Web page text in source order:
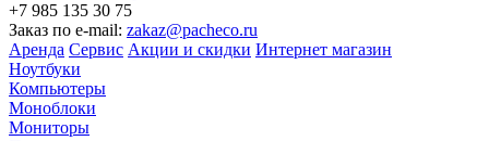
+7 985 135 30 75
Заказ по e-mail: zakaz@pacheco.ru
Аренда Сервис Акции и скидки Интернет магазин
Ноутбуки
Компьютеры
Моноблоки
Мониторы